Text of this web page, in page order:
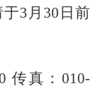
3月30日前
传真：010-